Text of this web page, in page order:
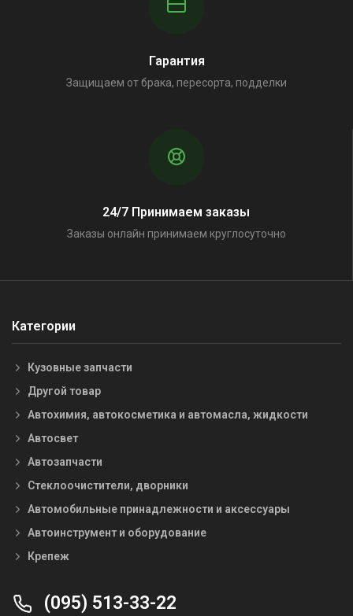
Гарантия
Защищаем от брака, пересорта, подделки
24/7 Принимаем заказы
Заказы онлайн принимаем круглосуточно
Категории
Кузовные запчасти
Другой товар
Автохимия, автокосметика и автомасла, жидкости
Автосвет
Автозапчасти
Стеклоочистители, дворники
Автомобильные принадлежности и аксессуары
Автоинструмент и оборудование
Крепеж
(095) 513-33-22